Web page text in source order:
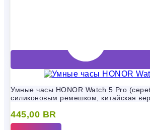
Умные часы HONOR Watch 5 Pro
силиконовым ремешком, китайская
445,00 BR